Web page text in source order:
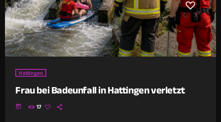
Hattingen
Frau bei Badeunfall in Hattingen verletzt
today 17